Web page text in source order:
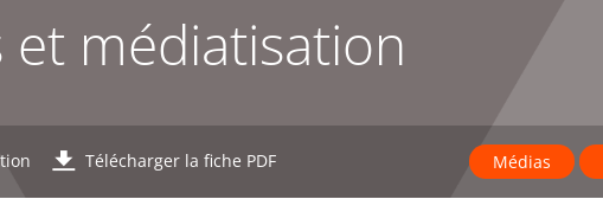
et médiatisation
Télécharger la fiche PDF Médias